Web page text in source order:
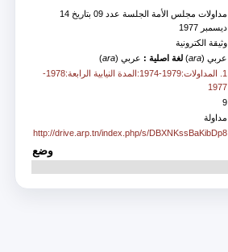
مداولات مجلس الأمة الجلسة عدد 09 بتاريخ 14
ديسمبر 1977
وثيقة الكترونية
عربي (ara
) لغة اصلية : عربي (ara
)
1. المداولات:1979-1974:المدة النيابية الرابعة:1978-
1977
9
مداولة
http://drive.arp.tn/index.php/s/DBXNKssBaKibDp8
وضع